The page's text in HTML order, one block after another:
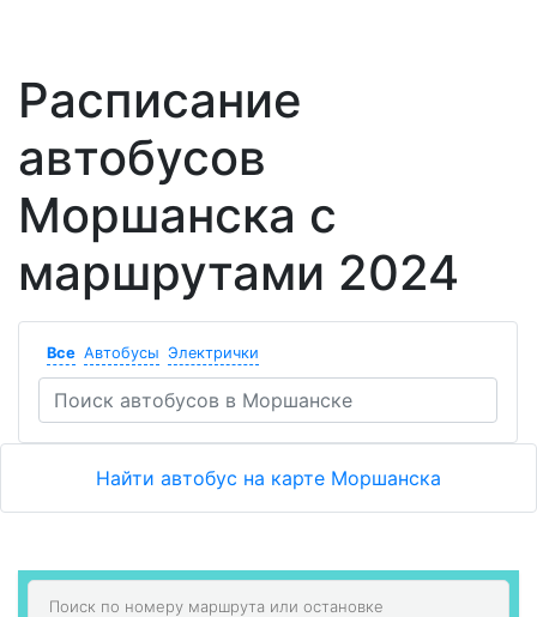
Расписание
автобусов
Моршанска с
маршрутами 2024
Все Автобусы Электрички
Найти автобус на карте Моршанска